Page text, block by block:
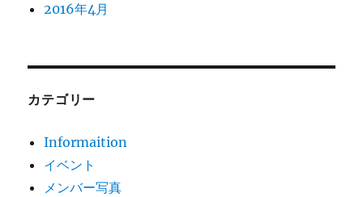
2016年4月
カテゴリー
Informaition
イベント
メンバー写真